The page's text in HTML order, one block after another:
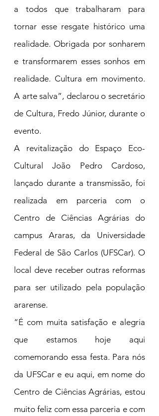
a todos que trabalharam para
tornar esse resgate histórico uma
realidade. Obrigada por sonharem
e transformarem esses sonhos em
realidade. Cultura em movimento.
A arte salva”, declarou o secretário
de Cultura, Fredo Júnior, durante o
evento.
A revitalização do Espaço Eco-
Cultural João Pedro Cardoso,
lançado durante a transmissão, foi
realizada em parceria com o
Centro de Ciências Agrárias do
campus Araras, da Universidade
Federal de São Carlos (UFSCar). O
local deve receber outras reformas
para ser utilizado pela população
ararense.
“É com muita satisfação e alegria
que estamos hoje aqui
comemorando essa festa. Para nós
da UFSCar e eu aqui, em nome do
Centro de Ciências Agrárias, estou
muito feliz com essa parceria e com